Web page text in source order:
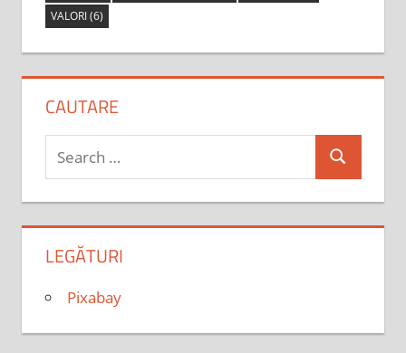
VALORI(6)
CAUTARE
Search
LEGĂTURI
Pixabay